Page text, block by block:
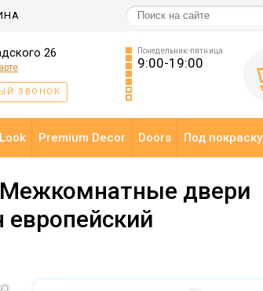
Понедельник-пятница
9:00-19:00
26
ЗВОНОК
Premium Decor Doors Под покраску
двери
европейский